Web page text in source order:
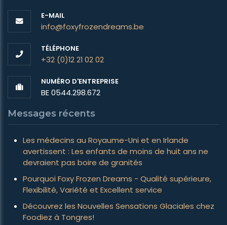
E-MAIL
info@foxyfrozendreams.be
TÉLÉPHONE
+32 (0)12 21 02 02
NUMÉRO D'ENTREPRISE
BE 0544.298.672
Messages récents
Les médecins au Royaume-Uni et en Irlande
avertissent : Les enfants de moins de huit ans ne
devraient pas boire de granités
Pourquoi Foxy Frozen Dreams - Qualité supérieure,
Flexibilité, Variété et Excellent service
Découvrez les Nouvelles Sensations Glaciales chez
Foodiez à Tongres!